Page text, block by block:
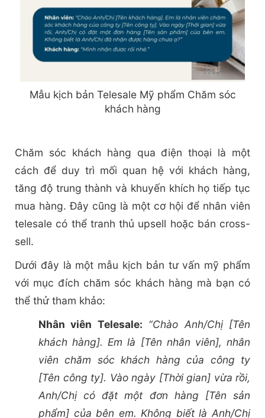
Mẫu kịch bản Telesale Mỹ phẩm Chăm sóc
khách hàng
Chăm sóc khách hàng qua điện thoại là một
cách để duy trì mối quan hệ với khách hàng,
tăng độ trung thành và khuyến khích họ tiếp tục
mua hàng. Đây cũng là một cơ hội để nhân viên
telesale có thể tranh thủ upsell hoặc bán cross-
sell.
Dưới đây là một mẫu kịch bản tư vấn mỹ phẩm
với mục đích chăm sóc khách hàng mà bạn có
thể thử tham khảo:
Nhân viên Telesale: “Chào Anh/Chị [Tên
khách hàng]. Em là [Tên nhân viên], nhân
viên chăm sóc khách hàng của công ty
[Tên công ty]. Vào ngày [Thời gian] vừa rồi,
Anh/Chị có đặt một đơn hàng [Tên sản
phẩm] của bên em. Không biết là Anh/Chị